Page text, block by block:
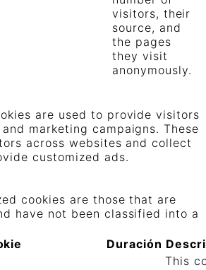
visitors, their
source, and
the pages
they visit
anonymously.
are used to provide visitors
marketing campaigns. These
across websites and collect
customized ads.
cookies are those that are
have not been classified into a
Duración
This